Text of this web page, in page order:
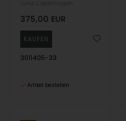
375,00 EUR
3011405-33
Artikel bestellen